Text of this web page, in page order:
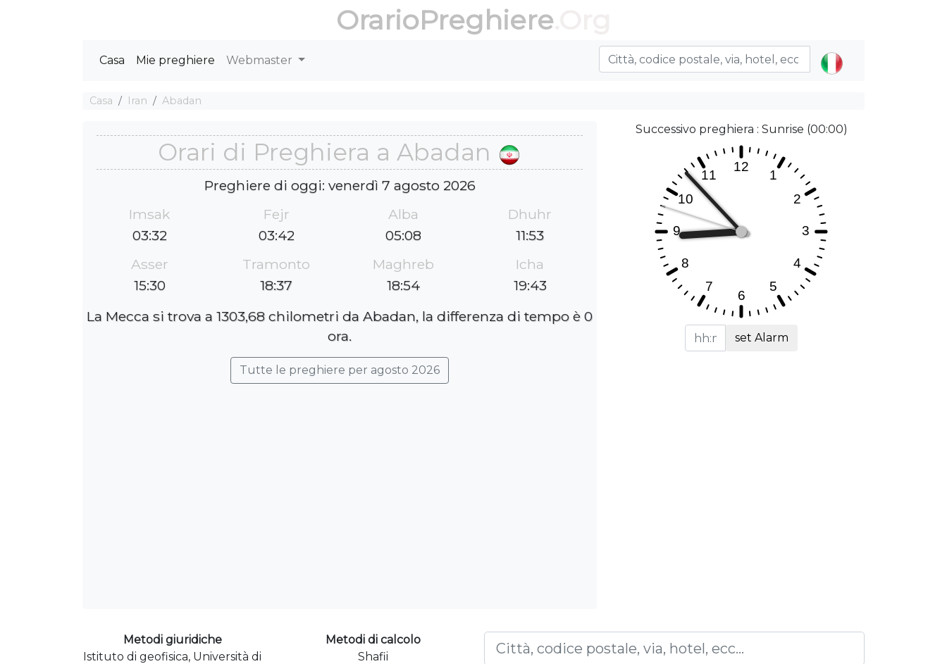
OrarioPreghiere
Casa Mie preghiere Webmaster
Casa Iran Abadan
Orari di Preghiera a Abadan
Preghiere di oggi: venerdì 7 agosto 2026
Imsak
03:32
Fejr
03:42
Alba
05:08
Dhuhr
11:53
Asser
15:30
Tramonto
18:37
Maghreb
18:54
Icha
19:43
La Mecca si trova a 1303,68 chilometri da Abadan, la differenza di tempo è 0
ora.
Tutte le preghiere per agosto 2026
Successivo preghiera : Sunrise (00:00)
set Alarm
Metodi giuridiche
Istituto di geofisica, Università di
Metodi di calcolo
Shafii